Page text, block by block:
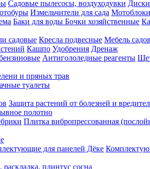
Садовые пылесосы, воздуходувки
Измельчители для сада Мотоблоки
Баки для воды Бочки хозяйственные
садовые Кресла подвесные Мебель
Кашпо Удобрения Дренаж
Антигололедные реагенты
и пряных трав
туалеты
Защита растений от болезней и
полотно
Плитка вибропрессованная
для панелей Дёке
раскладка, плинтус сосна